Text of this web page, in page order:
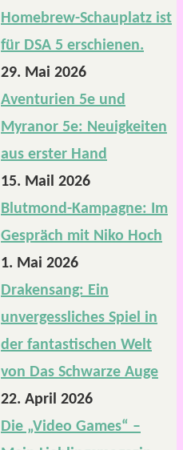
Homebrew-Schauplatz ist
für DSA 5 erschienen.
29. Mai 2026
Aventurien 5e und
Myranor 5e: Neuigkeiten
aus erster Hand
15. Mail 2026
Blutmond-Kampagne: Im
Gespräch mit Niko Hoch
1. Mai 2026
Drakensang: Ein
unvergessliches Spiel in
der fantastischen Welt
von Das Schwarze Auge
22. April 2026
Die „Video Games“ –